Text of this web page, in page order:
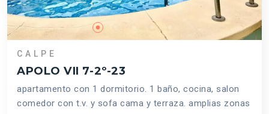
CALPE
APOLO VII 7-2º-23
apartamento con 1 dormitorio. 1 baño, cocina, salon
comedor con t.v. y sofa cama y terraza. amplias zonas